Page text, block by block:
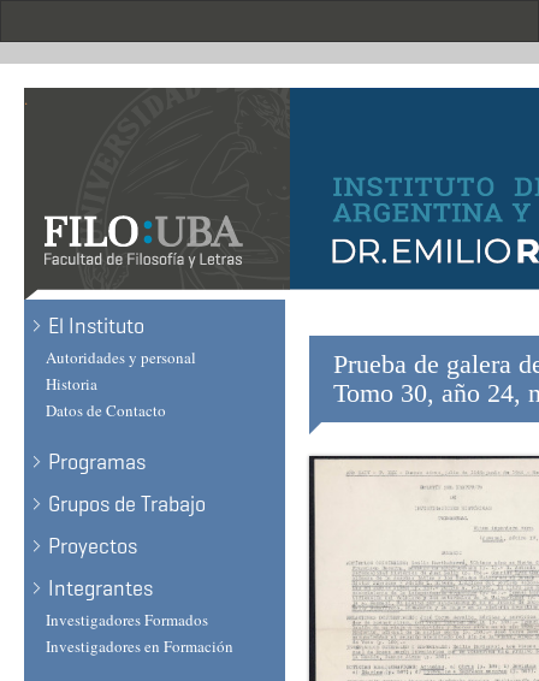
.
El Instituto
Autoridades y personal
Historia
Datos de Contacto
Programas
Grupos de Trabajo
Proyectos
Integrantes
Investigadores Formados
Investigadores en Formación
Prueba de galera
Tomo 30, año 24,